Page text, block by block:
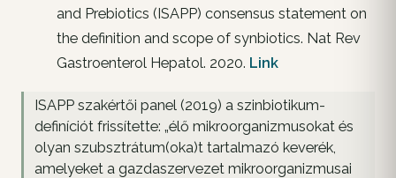
and Prebiotics (ISAPP) consensus statement on
the definition and scope of synbiotics. Nat Rev
Gastroenterol Hepatol. 2020. Link
ISAPP szakértői panel (2019) a szinbiotikum-
definíciót frissítette: „élő mikroorganizmusokat és
olyan szubsztrátum(oka)t tartalmazó keverék,
amelyeket a gazdaszervezet mikroorganizmusai